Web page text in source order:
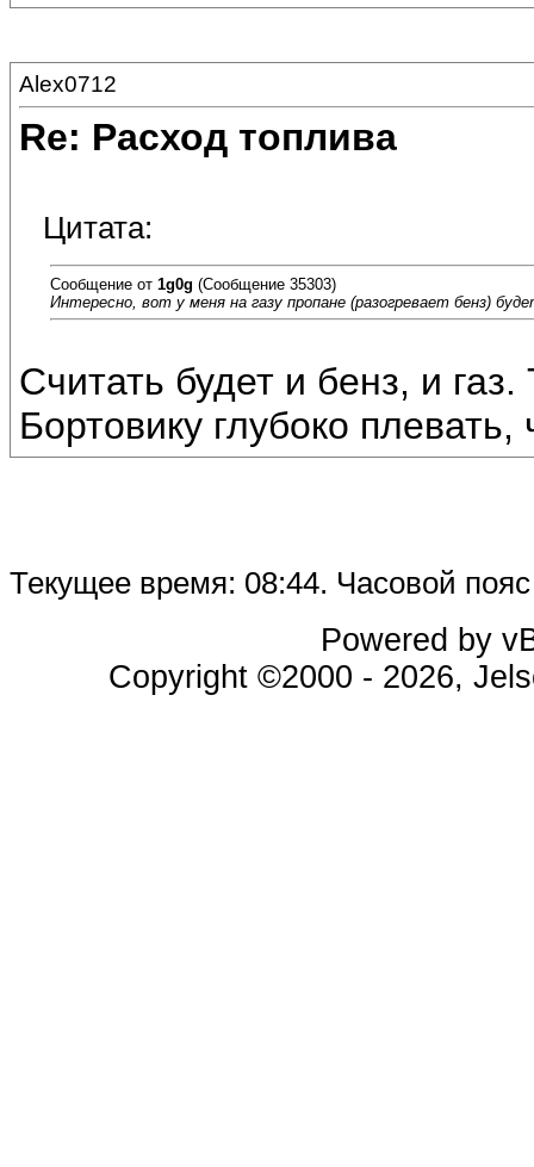
Alex0712
Re: Расход топлива
Цитата:
Сообщение от 1g0g (Сообщение 35303)
Интересно, вот у меня на газу пропане (разогревает бенз)
Считать будет и бенз, и
Бортовику глубоко
Текущее время: 08:44. Часовой
Powered by
Copyright ©2000 - 2026,